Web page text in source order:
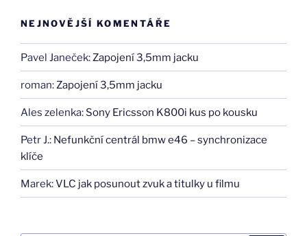
NEJNOVĚJŠÍ KOMENTÁŘE
Pavel Janeček: Zapojení 3,5mm jacku
roman: Zapojení 3,5mm jacku
Ales zelenka: Sony Ericsson K800i kus po kousku
Petr J.: Nefunkční centrál bmw e46 – synchronizace
klíče
Marek:VLC jak posunout zvuk a titulky u filmu